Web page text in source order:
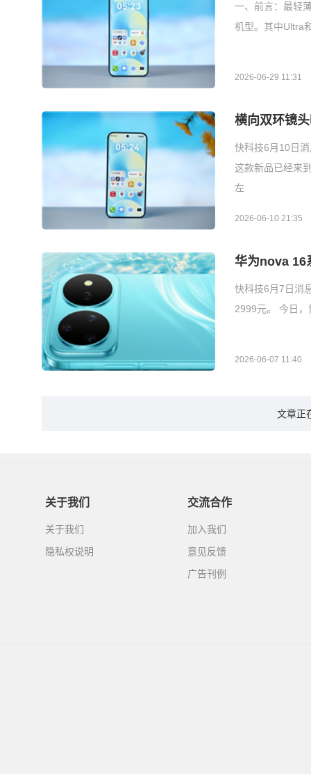
一、前言：最轻
机型。其中Ultra
2026-06-29 11:31
横向双环镜
快科技6月10日
这款新品已经来
左
2026-06-10 21:35
华为nova 16
快科技6月7日消
2999元。 今日，
2026-06-07 11:40
文章正
关于我们
关于我们
隐私权说明
交流合作
加入我们
意见反馈
广告刊例